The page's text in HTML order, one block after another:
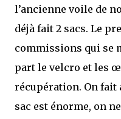
l’ancienne voile de
déjà fait 2 sacs. Le
commissions qui se
part le velcro et les
récupération. On fait
sac est énorme, on